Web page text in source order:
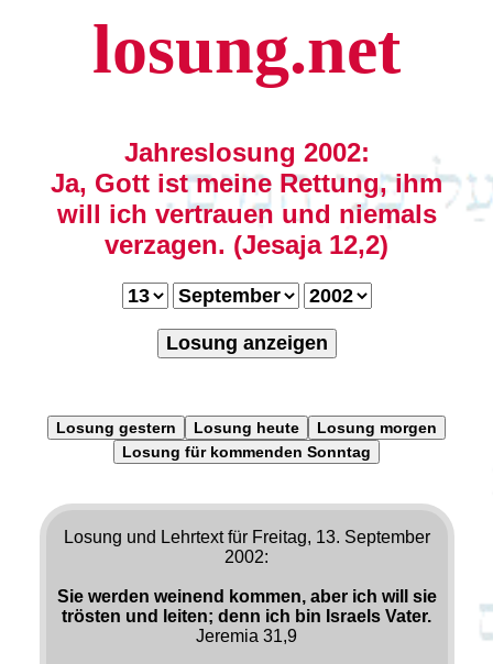
losung.net
Jahreslosung 2002:
Ja, Gott ist meine Rettung, ihm
will ich vertrauen und niemals
verzagen. (Jesaja 12,2)
Losung anzeigen
Losung gestern Losung heute
Losung morgen
Losung für kommenden Sonntag
Losung und Lehrtext für Freitag, 13. September
2002:
Sie werden weinend kommen, aber ich will sie
trösten und leiten; denn ich bin Israels Vater.
Jeremia 31,9